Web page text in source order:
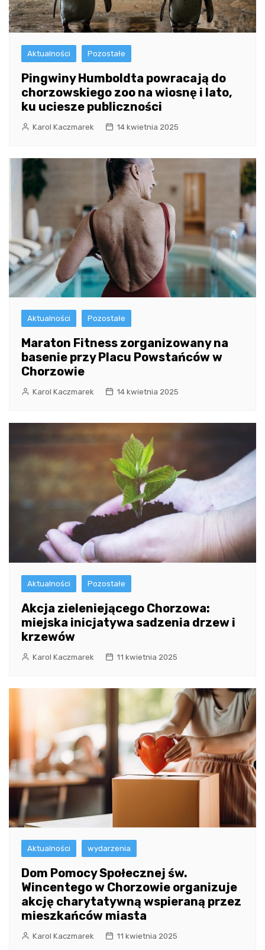
Aktualności Pozostałe
Pingwiny Humboldta powracają do
chorzowskiego zoo na wiosnę i lato,
ku uciesze publiczności
Karol Kaczmarek 14 kwietnia 2025
Aktualności Pozostałe
Maraton Fitness zorganizowany na
basenie przy Placu Powstańców w
Chorzowie
Karol Kaczmarek 14 kwietnia 2025
Aktualności Pozostałe
Akcja zieleniejącego Chorzowa:
miejska inicjatywa sadzenia drzew i
krzewów
Karol Kaczmarek 11 kwietnia 2025
Aktualności wydarzenia
Dom Pomocy Społecznej św.
Wincentego w Chorzowie organizuje
akcję charytatywną wspieraną przez
mieszkańców miasta
Karol Kaczmarek 11 kwietnia 2025